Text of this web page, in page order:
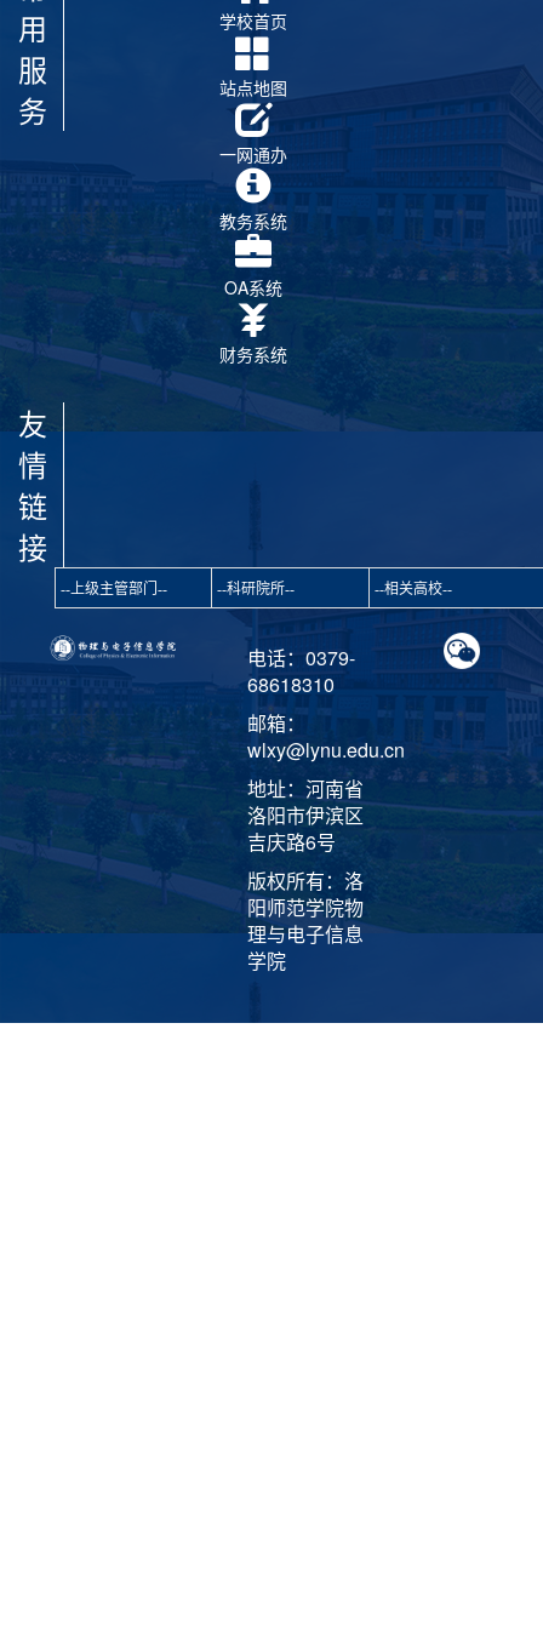
用
服
务
学校首页
站点地图
一网通办
教务系统
OA系统
财务系统
友
情
链
接
电话：0379-
68618310
邮箱：
wlxy@lynu.edu.cn
地址：河南省
洛阳市伊滨区
吉庆路6号
版权所有：洛
阳师范学院物
理与电子信息
学院